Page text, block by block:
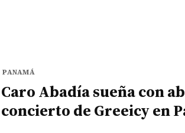
PANAMÁ
Caro Abadía sueña con
concierto de Greeicy en